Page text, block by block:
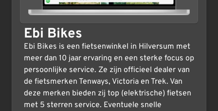
Ebi Bikes
Ebi Bikes is een fietsenwinkel in Hilversum met
meer dan 10 jaar ervaring en een sterke focus op
persoonlijke service. Ze zijn officieel dealer van
de fietsmerken Tenways, Victoria en Trek. Van
deze merken bieden zij top (elektrische) fietsen
met 5 sterren service. Eventuele snelle